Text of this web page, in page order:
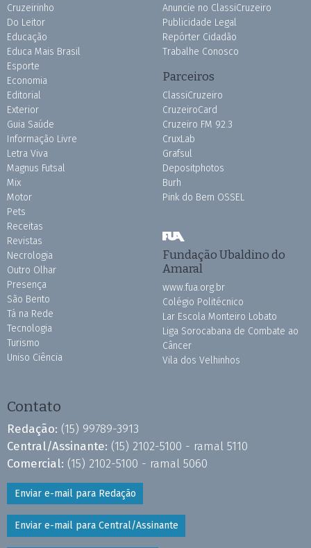
Cruzeirinho
Do Leitor
Educação
Educa Mais Brasil
Esporte
Economia
Editorial
Exterior
Guia Saúde
Informação Livre
Letra Viva
Magnus Futsal
Mix
Motor
Pets
Receitas
Revistas
Necrologia
Outro Olhar
Presença
São Bento
Tá na Rede
Tecnologia
Turismo
Uniso Ciência
Anuncie no ClassiCruzeiro
Publicidade Legal
Repórter Cidadão
Trabalhe Conosco
Parceiros
ClassiCruzeiro
CruzeiroCard
Cruzeiro FM 92.3
CruxLab
Grafsul
Depositphotos
Burh
Pink do Bem OSSEL
Fundação Ubaldino do
Amaral
www.fua.org.br
Colégio Politécnico
Lar Escola Monteiro Lobato
Liga Sorocabana de Combate ao
Câncer
Vila dos Velhinhos
Contato
Redação: (15) 99789-3913
Central/Assinante: (15) 2102-5100 - ramal 5110
Comercial: (15) 2102-5100 - ramal 5060
Enviar e-mail para Redação
Enviar e-mail para Central/Assinante